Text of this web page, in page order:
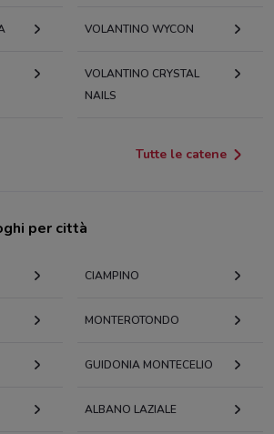
VOLANTINO WYCON
VOLANTINO CRYSTAL
NAILS
Tutte le catene
per città
CIAMPINO
MONTEROTONDO
GUIDONIA MONTECELIO
ALBANO LAZIALE